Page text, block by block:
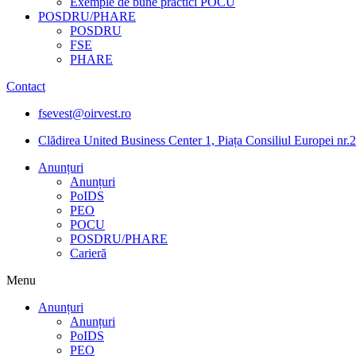
POSDRU/PHARE
POSDRU
FSE
PHARE
Contact
fsevest@oirvest.ro
Clădirea United Business Center 1, Piața Consiliul Europei
Anunțuri
Anunțuri
PoIDS
PEO
POCU
POSDRU/PHARE
Carieră
Menu
Anunțuri
Anunțuri
PoIDS
PEO